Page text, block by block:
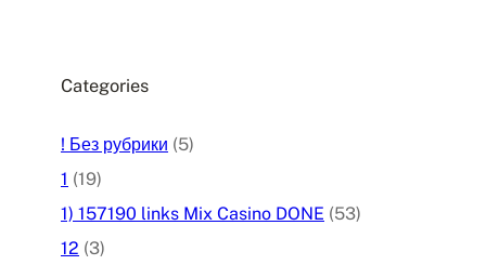
Categories
! Без рубрики (5)
1 (19)
1) 157190 links Mix Casino DONE (53)
12 (3)